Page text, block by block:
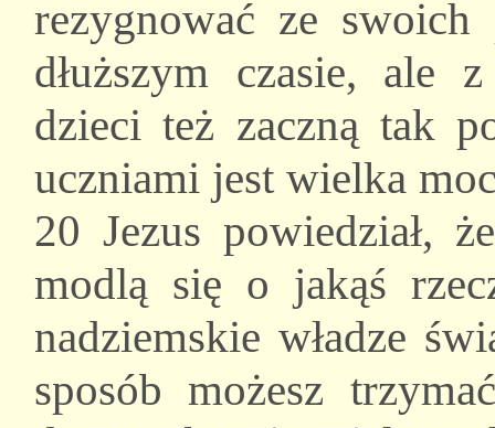
rezygnować ze
dłuższym czasie, ale
dzieci też zaczną tak
uczniami jest wielka
20 Jezus powiedział,
modlą się o jakąś
nadziemskie władze
sposób możesz